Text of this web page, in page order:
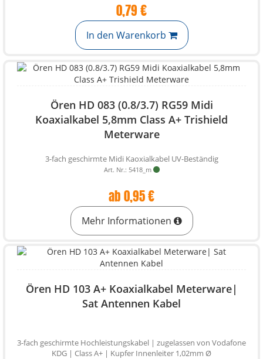
0,79 €
In den Warenkorb
Ören HD 083 (0.8/3.7) RG59 Midi
Koaxialkabel 5,8mm Class A+ Trishield
Meterware
3-fach geschirmte Midi Kaoxialkabel UV-Beständig
Art. Nr.: 5418_m
ab 0,95 €
Mehr Informationen
Ören HD 103 A+ Koaxialkabel Meterware|
Sat Antennen Kabel
3-fach geschirmte Hochleistungskabel | zugelassen von Vodafone
KDG | Class A+ | Kupfer Innenleiter 1,02mm Ø